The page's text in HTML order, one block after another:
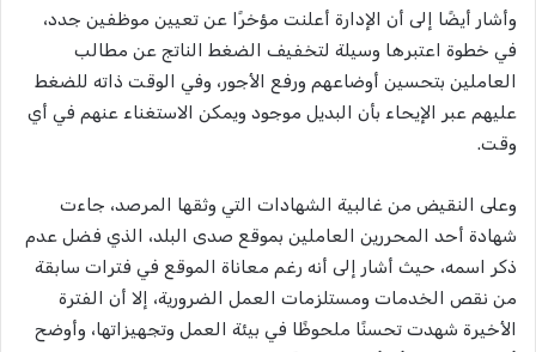
وأشار أيضًا إلى أن الإدارة أعلنت مؤخرًا عن تعيين موظفين جدد،
في خطوة اعتبرها وسيلة لتخفيف الضغط الناتج عن مطالب
العاملين بتحسين أوضاعهم ورفع الأجور، وفي الوقت ذاته للضغط
عليهم عبر الإيحاء بأن البديل موجود ويمكن الاستغناء عنهم في أي
وقت.
وعلى النقيض من غالبية الشهادات التي وثقها المرصد، جاءت
شهادة أحد المحررين العاملين بموقع صدى البلد، الذي فضل عدم
ذكر اسمه، حيث أشار إلى أنه رغم معاناة الموقع في فترات سابقة
من نقص الخدمات ومستلزمات العمل الضرورية، إلا أن الفترة
الأخيرة شهدت تحسنًا ملحوظًا في بيئة العمل وتجهيزاتها، وأوضح